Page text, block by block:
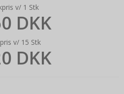
v/ 1 Stk
DKK
v/ 15 Stk
DKK